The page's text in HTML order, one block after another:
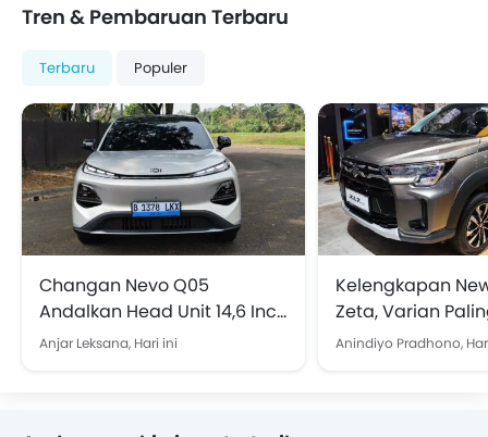
Tren & Pembaruan Terbaru
Terbaru Populer
Changan Nevo Q05
Andalkan Head Unit 14,6 Inci,
Pusat Kendali Aneka Fungsi
Anjar Leksana, Hari ini
Kelengkapan
Zeta, Varian
Terjangkau yang
Anindiyo Pradhono,